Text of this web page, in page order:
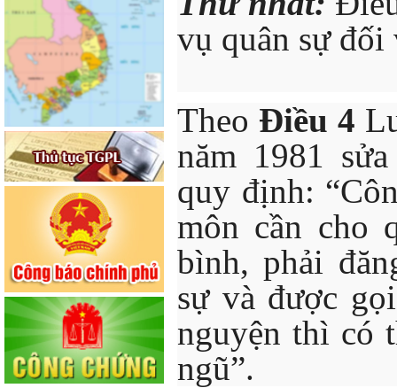
vụ quân sự
Theo Điều 4
năm 1981
quy định:
môn cần cho
bình, phải
sự và được
nguyện thì có
ngũ”.